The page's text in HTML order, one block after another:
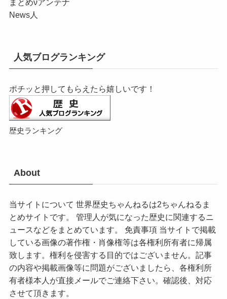
まとめνアンテナ
News人
人気ブログランキング
ポチッと押してもらえたら嬉しいです！
歴史ランキング
About
当サイトについて 世界歴史ちゃんねるは2ちゃんねるま
とめサイトです。 管理人が気になった歴史に関連するニ
ュースなどをまとめています。 免責事項 当サイトで掲載
している画像の著作権・肖像権等は各権利所有者に帰属
致します。権利を侵害する目的ではございません。記事
の内容や掲載画像等に問題がございましたら、各権利所
有者様本人が直接メールでご連絡下さい。確認後、対応
させて頂きます。